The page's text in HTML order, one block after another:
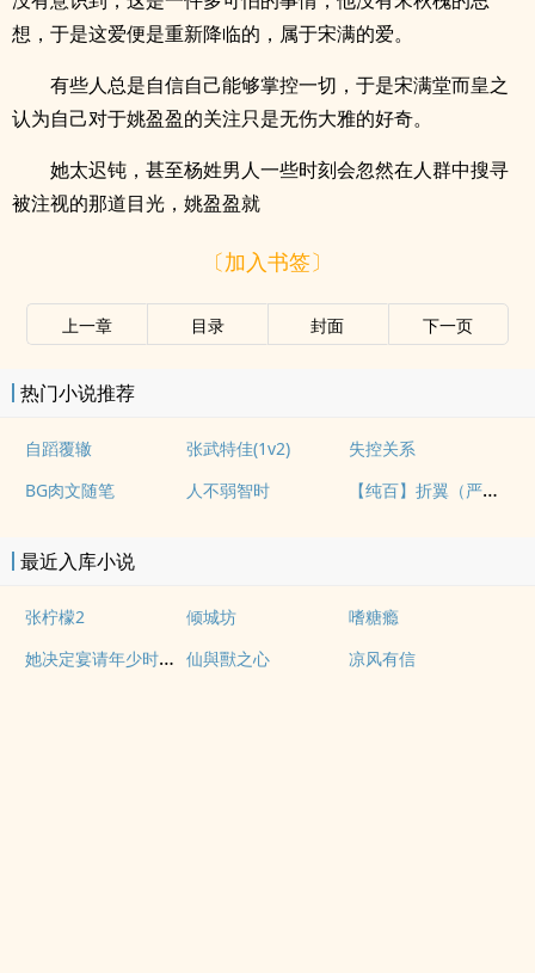
想，于是这爱便是重新降临的，属于宋满的爱。
有些人总是自信自己能够掌控一切，于是宋满堂而皇之
认为自己对于姚盈盈的关注只是无伤大雅的好奇。
她太迟钝，甚至杨姓男人一些时刻会忽然在人群中搜寻
被注视的那道目光，姚盈盈就
〔加入书签〕
上一章 目录 封面 下一页
热门小说推荐
自蹈覆辙 张武特佳(1v2)
失控关系
BG肉文随笔
人不弱智时 【纯百】折翼（严厉上司是小鸟）
最近入库小说
张柠檬2 倾城坊 嗜糖瘾
她决定宴请年少时的自己（1v1H） 仙與獸之心 凉风有信